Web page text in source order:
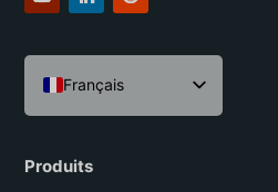
Français
English
Español
Produits